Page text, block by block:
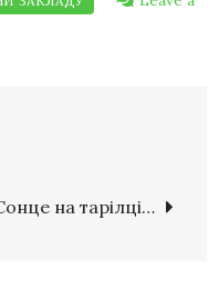
на тарілці…